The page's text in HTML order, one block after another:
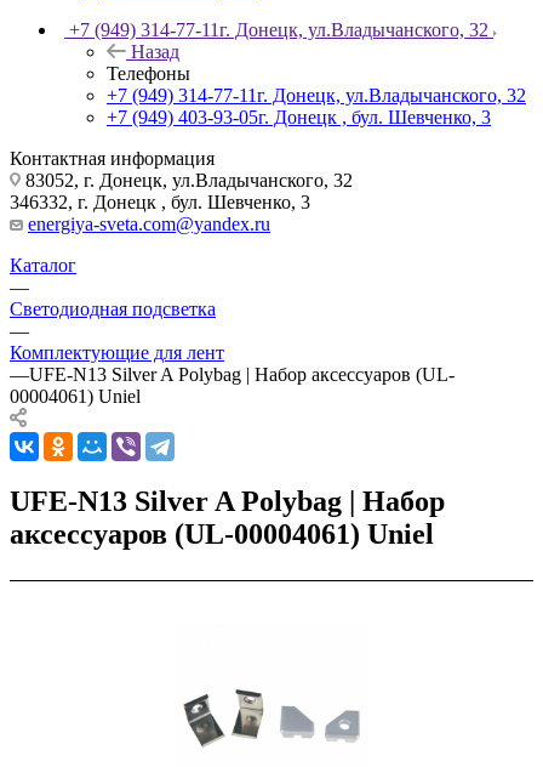
+7 (949) 314-77-11г. Донецк, ул.Владычанского, 32
Назад
Телефоны
+7 (949) 314-77-11г. Донецк, ул.Владычанского, 32
+7 (949) 403-93-05г. Донецк , бул. Шевченко, 3
Контактная информация
83052, г. Донецк, ул.Владычанского, 32
346332, г. Донецк , бул. Шевченко, 3
energiya-sveta.com@yandex.ru
Каталог
—
Светодиодная подсветка
—
Комплектующие для лент
—UFE-N13 Silver A Polybag | Набор аксессуаров (UL-
00004061) Uniel
UFE-N13 Silver A Polybag | Набор
аксессуаров (UL-00004061) Uniel